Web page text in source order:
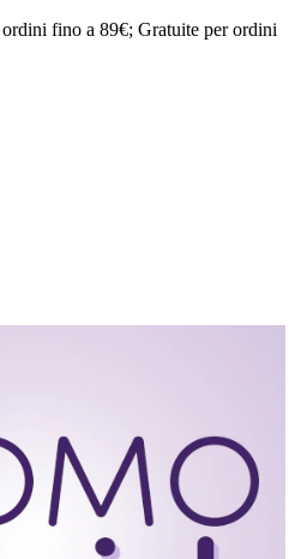
ordini fino a 89€; Gratuite perordini